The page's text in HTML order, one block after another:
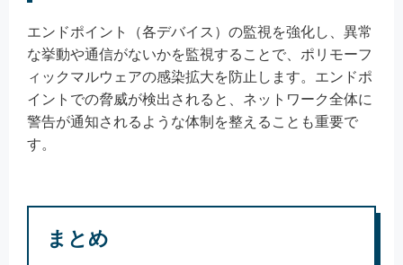
エンドポイント（各デバイス）の監視を強化し、異常
な挙動や通信がないかを監視することで、ポリモーフ
ィックマルウェアの感染拡大を防止します。エンドポ
イントでの脅威が検出されると、ネットワーク全体に
警告が通知されるような体制を整えることも重要で
す。
まとめ